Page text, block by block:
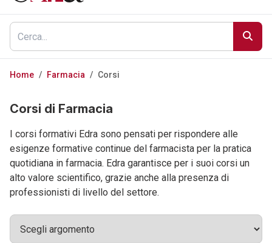
Home / Farmacia / Corsi
Corsi di Farmacia
I corsi formativi Edra sono pensati per rispondere alle
esigenze formative continue del farmacista per la pratica
quotidiana in farmacia. Edra garantisce per i suoi corsi un
alto valore scientifico, grazie anche alla presenza di
professionisti di livello del settore.